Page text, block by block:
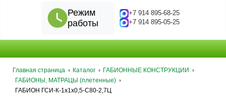
+7 914 895-68-25
+7 914 895-05-25
Режим
работы
Главная страница Каталог
ГАБИОННЫЕ КОНСТРУКЦИИ
ГАБИОНЫ, МАТРАЦЫ (плетенные)
ГАБИОН ГСИ-К-1х1х0,5-С80-2,7Ц